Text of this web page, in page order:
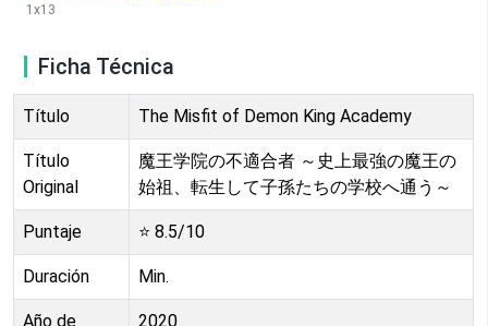
1 x13
Ficha Técnica
Título The Misfit of Demon King Academy
Título
Original
魔王学院の不適合者 ～史上最強の魔王の
始祖、転生して子孫たちの学校へ通う～
Puntaje ⭐ 8.5/10
Duración Min.
Año de
2020